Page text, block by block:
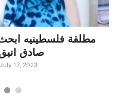
مطلقة فلسطينيه
صادق
July 17, 2023